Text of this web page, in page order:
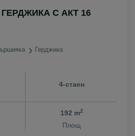
С АКТ 16
Герджика
4-стаен
192 m2
Площ